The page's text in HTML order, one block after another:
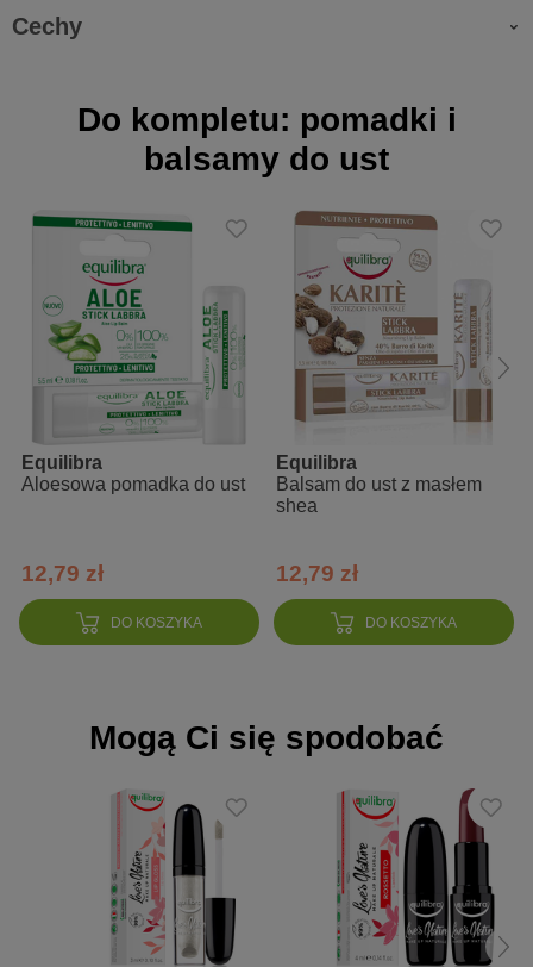
jojoba, który zmiękcza, ujędrnia i odżywia, a także odmładzającą
witaminę E, która hamuje procesy starzenia się skóry. Za sprawą
nawilża i zmiękcza
chroni przed działaniem czynników zewnętrznych
Zalety:
99% składników pochodzenia naturalnego
testowany na wrażliwej skórze, na zawartość niklu
bez syntetycznych środków utrwalających
mocno napigmentowany
eko przyjazny: opakowania wtórne FSC
Cechy
Do kompletu: pomadki i
balsamy do ust
DO KOSZYKA
Equilibra
Aloesowa pomadka do ust
12,79 zł
DO KOSZYKA
Equilibra
Balsam do ust z masłem
shea
12,79 zł
Mogą Ci się spodobać